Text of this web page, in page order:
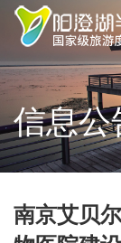
信息公
南京艾贝